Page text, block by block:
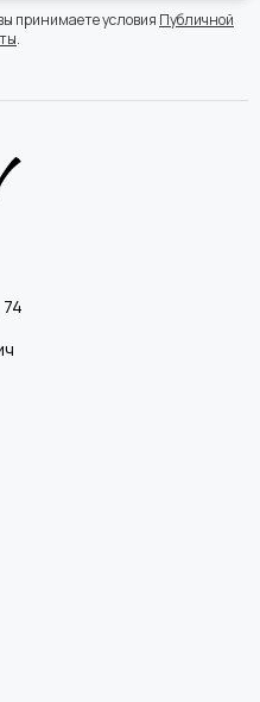
принимаете условия Публичной
.